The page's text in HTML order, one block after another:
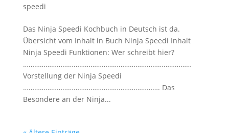
speedi
Das Ninja Speedi Kochbuch in Deutsch ist da.
Übersicht vom Inhalt in Buch Ninja Speedi Inhalt
Ninja Speedi Funktionen: Wer schreibt hier?
………………………………………………………………………………
Vorstellung der Ninja Speedi
………………………………………………………………. Das
Besondere an der Ninja...